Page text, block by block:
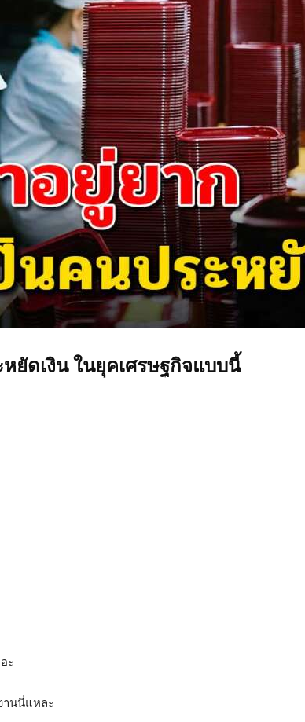
ยัดเงิน ในยุคเศรษฐกิจแบบนี้
ะ
านนี่แหละ